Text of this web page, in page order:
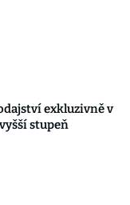
exkluzivně v
stupeň